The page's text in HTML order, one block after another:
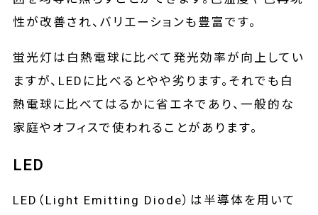
性が改善され、バリエーションも豊富です。
蛍光灯は白熱電球に比べて発光効率が向上してい
ますが、LEDに比べるとやや劣ります。それでも白
熱電球に比べてはるかに省エネであり、一般的な
家庭やオフィスで使われることがあります。
LED
LED（Light Emitting Diode）は半導体を用いて